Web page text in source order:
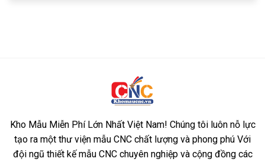
Kho Mẫu Miễn Phí Lớn Nhất Việt Nam! Chúng tôi luôn nỗ lực
tạo ra một thư viện mẫu CNC chất lượng và phong phú Với
đội ngũ thiết kế mẫu CNC chuyên nghiệp và cộng đồng các